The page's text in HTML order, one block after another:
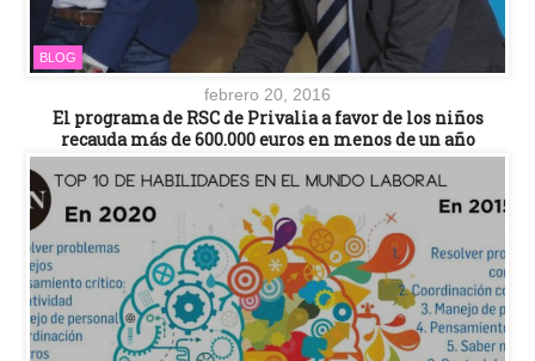
BLOG
febrero 20, 2016
El programa de RSC de Privalia a favor de los niños
recauda más de 600.000 euros en menos de un año